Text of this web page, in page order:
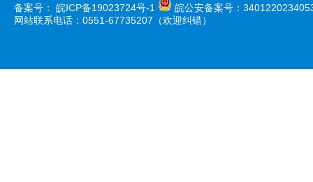
备案号： 皖ICP备19023724号-1
皖公安备案号：
网站联系电话：0551-67735207（欢迎纠错）